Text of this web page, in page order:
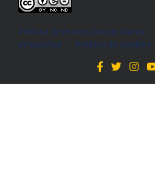
Política de Protección de Datos -
privacidad
- Política de cookies